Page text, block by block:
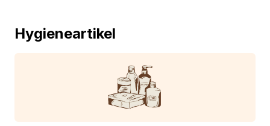
Hygieneartikel